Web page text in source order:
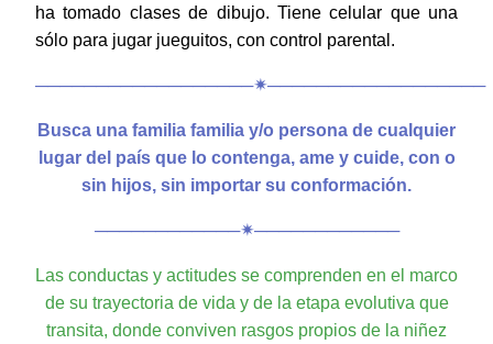
ha tomado clases de dibujo. Tiene celular que una
sólo para jugar jueguitos, con control parental.
──────────────────✴︎──────────────────
Busca una familia familia y/o persona de cualquier
lugar del país que lo contenga, ame y cuide, con o
sin hijos, sin importar su conformación.
────────────✴︎────────────
Las conductas y actitudes se comprenden en el marco
de su trayectoria de vida y de la etapa evolutiva que
transita, donde conviven rasgos propios de la niñez